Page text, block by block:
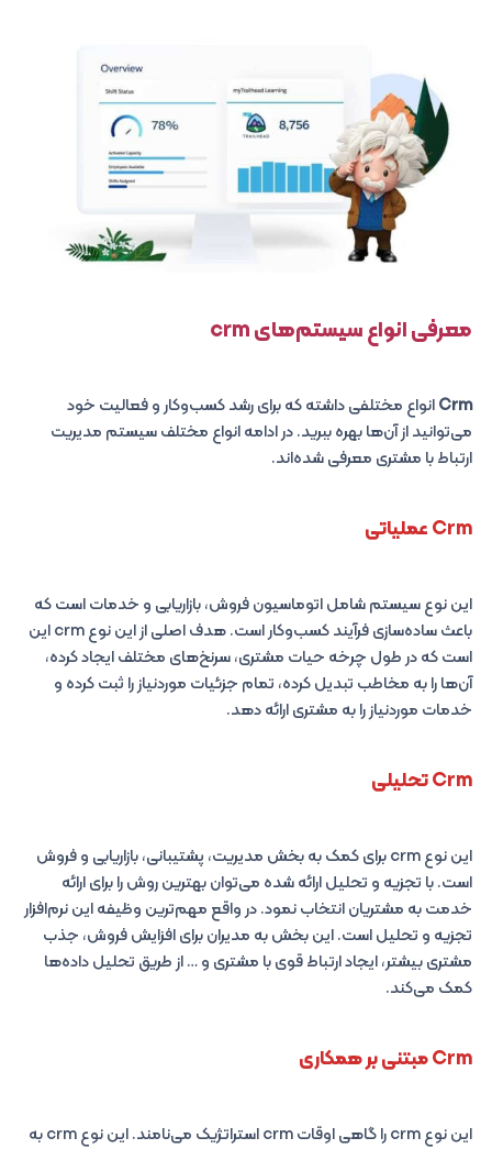
معرفی انواع سیستم‌های crm
Crmانواع مختلفی داشته که برای رشد کسب‌وکار و فعالیت خود
می‌توانید از آن‌ها بهره ببرید. در ادامه انواع مختلف سیستم مدیریت
ارتباط با مشتری معرفی شده‌اند.
Crm عملیاتی
این نوع سیستم شامل اتوماسیون فروش، بازاریابی و خدمات است که
باعث ساده‌سازی فرآیند کسب‌وکار است. هدف اصلی از این نوع crm این
است که در طول چرخه حیات مشتری، سرنخ‌های مختلف ایجاد کرده،
آن‌ها را به مخاطب تبدیل کرده، تمام جزئیات موردنیاز را ثبت کرده و
خدمات موردنیاز را به مشتری ارائه دهد.
Crm تحلیلی
این نوع crm برای کمک به بخش مدیریت، پشتیبانی، بازاریابی و فروش
است. با تجزیه و تحلیل ارائه شده می‌توان بهترین روش را برای ارائه
خدمت به مشتریان انتخاب نمود. در واقع مهم‌ترین وظیفه این نرم‌افزار
تجزیه و تحلیل است. این بخش به مدیران برای افزایش فروش، جذب
مشتری بیشتر، ایجاد ارتباط قوی با مشتری و … از طریق تحلیل داده‌ها
کمک می‌کند.
Crm مبتنی بر همکاری
این نوع crm را گاهی اوقات crm استراتژیک می‌نامند. این نوع crm به